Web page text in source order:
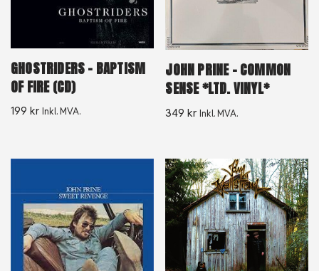
GHOSTRIDERS – BAPTISM
OF FIRE (CD)
199 kr Inkl. MVA.
JOHN PRINE – COMMON
SENSE *LTD. VINYL*
349kr Inkl. MVA.